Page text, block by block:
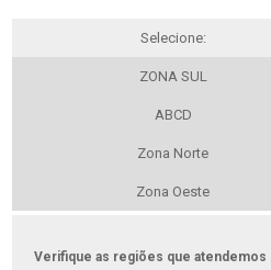
Selecione:
ZONA SUL
ABCD
Zona Norte
Zona Oeste
Verifique as regiões que atendemos